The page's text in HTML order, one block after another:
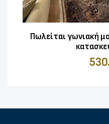
Πωλείται γωνιακή